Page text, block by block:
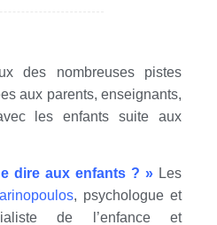
des nombreuses pistes
aux parents, enseignants,
les enfants suite aux
dire aux enfants ? » Les
, psychologue et
de l’enfance et